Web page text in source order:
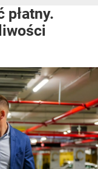
płatny.